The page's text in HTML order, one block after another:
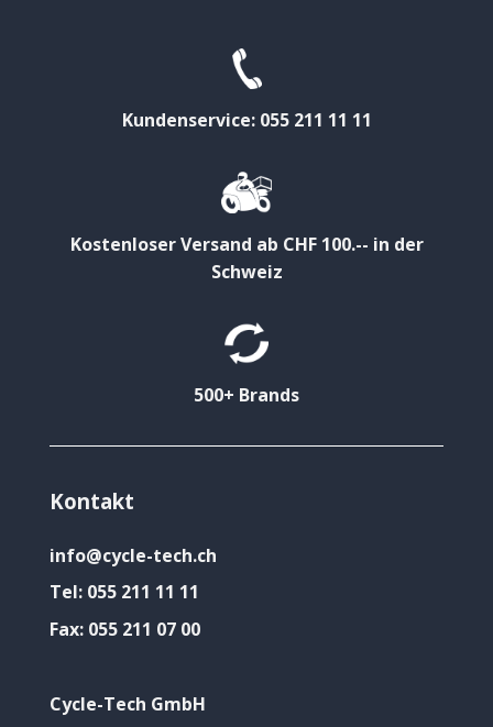
Kundenservice: 055 211 11 11
Kostenloser Versand ab CHF 100.-- in der
Schweiz
500+ Brands
Kontakt
info@cycle-tech.ch
Tel: 055 211 11 11
Fax: 055 211 07 00
Cycle-Tech GmbH